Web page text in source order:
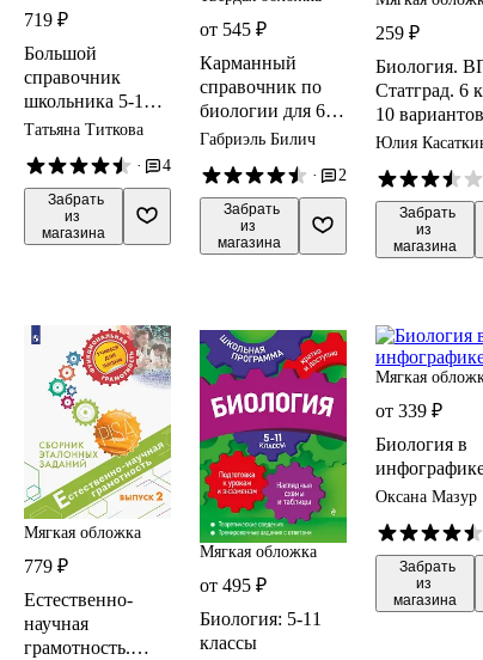
719 ₽
Большой
справочник
школьника 5-11
классы.
Татьяна Титкова
·
4
Забрать
из
магазина
от 545 ₽
Карманный
справочник по
биологии для 6-
11 классов
Габриэль Билич
·
2
Забрать
из
магазина
259 ₽
Биология.
Статград. 6
10 вариантов
заданий
Юлия
Забрать
из
магазина
Мягкая обложка
779 ₽
Естественно-
научная
грамотность.
Мягкая обложка
от 495 ₽
Биология: 5-11
классы
Мягкая
от 339 ₽
Биология в
Оксана Мазур
Забрать
из
магазина